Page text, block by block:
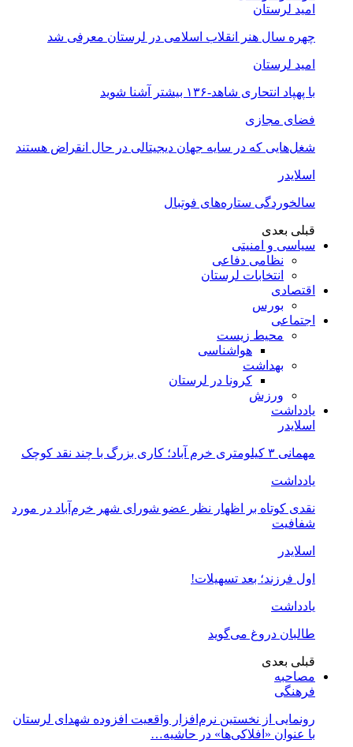
امید لرستان
چهره سال هنر انقلاب اسلامی در لرستان معرفی شد
امید لرستان
با پهپاد انتحاری شاهد-۱۳۶ بیشتر آشنا شوید
فضای مجازی
شغل‌‌هایی که در سایه جهان دیجیتالی در حال انقراض هستند
اسلایدر
سالخوردگی ستاره‌های فوتبال
قبلی بعدی
سیاسی و امنیتی
نظامی دفاعی
انتخابات لرستان
اقتصادی
بورس
اجتماعی
محیط زیست
هواشناسی
بهداشت
کرونا در لرستان
ورزش
یادداشت
اسلایدر
مهمانی ۳ کیلومتری خرم آباد؛ کاری بزرگ با چند نقد کوچک
یادداشت
نقدی کوتاه بر اظهار نظر عضو شورای شهر خرم‌آباد در مورد
شفافیت
اسلایدر
اول فرزند؛ بعد تسهیلات!
یادداشت
طالبان دروغ می‌گوید
قبلی بعدی
مصاحبه
فرهنگی
رونمایی از نخستین نرم‌افزار واقعیت افزوده شهدای لرستان
با عنوان «افلاکی‌ها» در حاشیه…